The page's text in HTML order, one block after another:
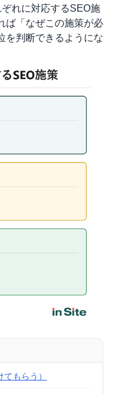
れに対応するSEO施
ば「なぜこの施策が必
を判断できるようにな
もらう）